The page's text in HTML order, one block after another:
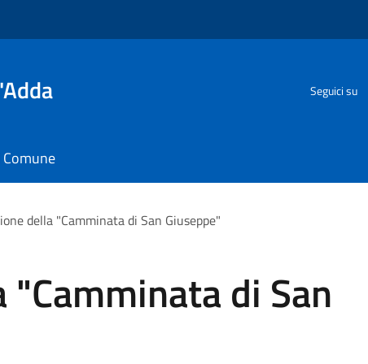
Seguici su
della "Camminata di San Giuseppe"
di San